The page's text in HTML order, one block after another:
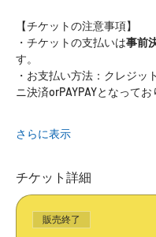
【チケットの注意事項】
・チケットの支払いは事前
す。
・お支払い方法：クレジッ
ニ決済orPAYPAYとなってお
さらに表示
チケット詳細
販売終了